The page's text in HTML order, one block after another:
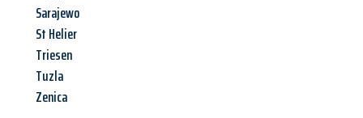
Sarajewo
St Helier
Triesen
Tuzla
Zenica